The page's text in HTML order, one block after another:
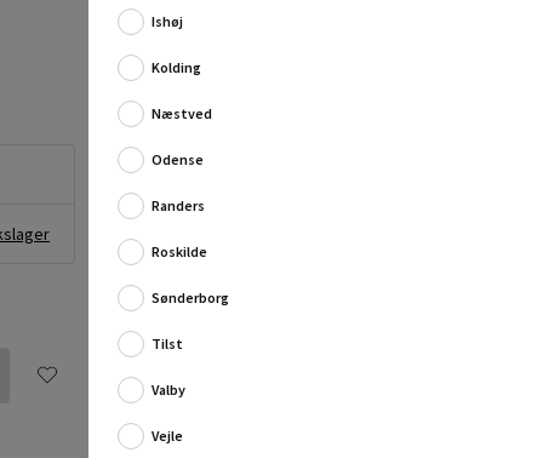
Slibekittet har forudindstillede aftegninger til 25, 30
Ishøj
Kolding
Næstved
Odense
Randers
Roskilde
Sønderborg
Tilst
Valby
Vejle